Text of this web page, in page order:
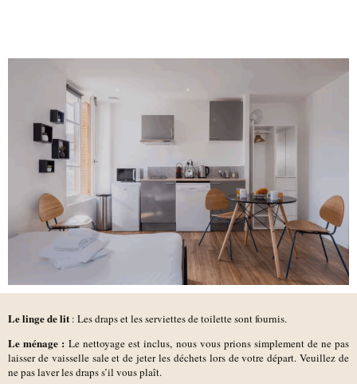
Le linge de lit : Les draps et les serviettes de toilette sont fournis.
Le ménage : Le nettoyage est inclus, nous vous prions simplement de ne pas
laisser de vaisselle sale et de jeter les déchets lors de votre départ. Veuillez de
ne pas laver les draps s’il vous plaît.